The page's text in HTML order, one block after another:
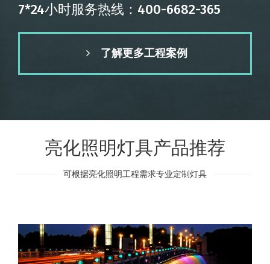
7*24小时服务热线：400-6682-365
了解更多工程案例
亮化照明灯具产品推荐
可根据亮化照明工程需求专业定制灯具